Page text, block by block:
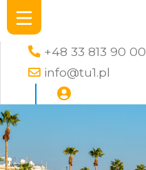
+48 33 813 90 00
info@tu1.pl